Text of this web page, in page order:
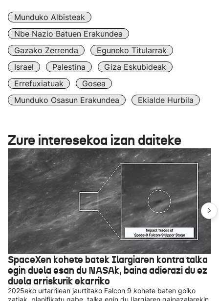
Munduko Albisteak
Nbe Nazio Batuen Erakundea
Gazako Zerrenda
Eguneko Titularrak
Israel
Palestina
Giza Eskubideak
Errefuxiatuak
Gosea
Munduko Osasun Erakundea
Ekialde Hurbila
Zure interesekoa izan daiteke
SpaceXen kohete batek Ilargiaren kontra talka
egin duela esan du NASAk, baina adierazi du ez
duela arriskurik ekarriko
2025eko urtarrilean jaurtitako Falcon 9 kohete baten goiko
zatiak, planifikatu gabe, talka egin du Ilargiaren gainazalarekin,